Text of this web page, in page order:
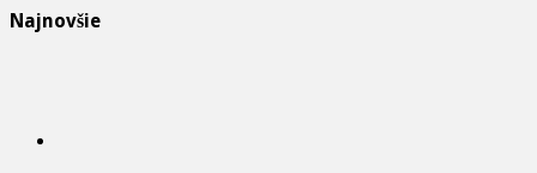
Najnovšie